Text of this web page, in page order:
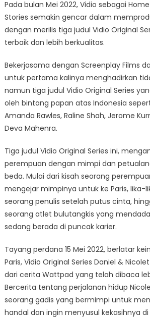
Pada bulan Mei 2022, Vidio sebagai
Stories semakin gencar dalam
dengan merilis tiga judul Vidio Original
terbaik dan lebih berkualitas.
Bekerjasama dengan Screenplay Films
untuk pertama kalinya menghadirkan
namun tiga judul Vidio Original Series
oleh bintang papan atas Indonesia
Amanda Rawles, Raline Shah, Jerome
Deva Mahenra.
Tiga judul Vidio Original Series ini,
perempuan dengan mimpi dan
beda. Mulai dari kisah seorang
mengejar mimpinya untuk ke Paris, lika-
seorang penulis setelah putus cinta,
seorang atlet bulutangkis yang
sedang berada di puncak karier.
Tayang perdana 15 Mei 2022, berlatar
Paris, Vidio Original Series Daniel &
dari cerita Wattpad yang telah dibaca
Bercerita tentang perjalanan hidup
seorang gadis yang bermimpi untuk
handal dan ingin menyusul kekasihnya di